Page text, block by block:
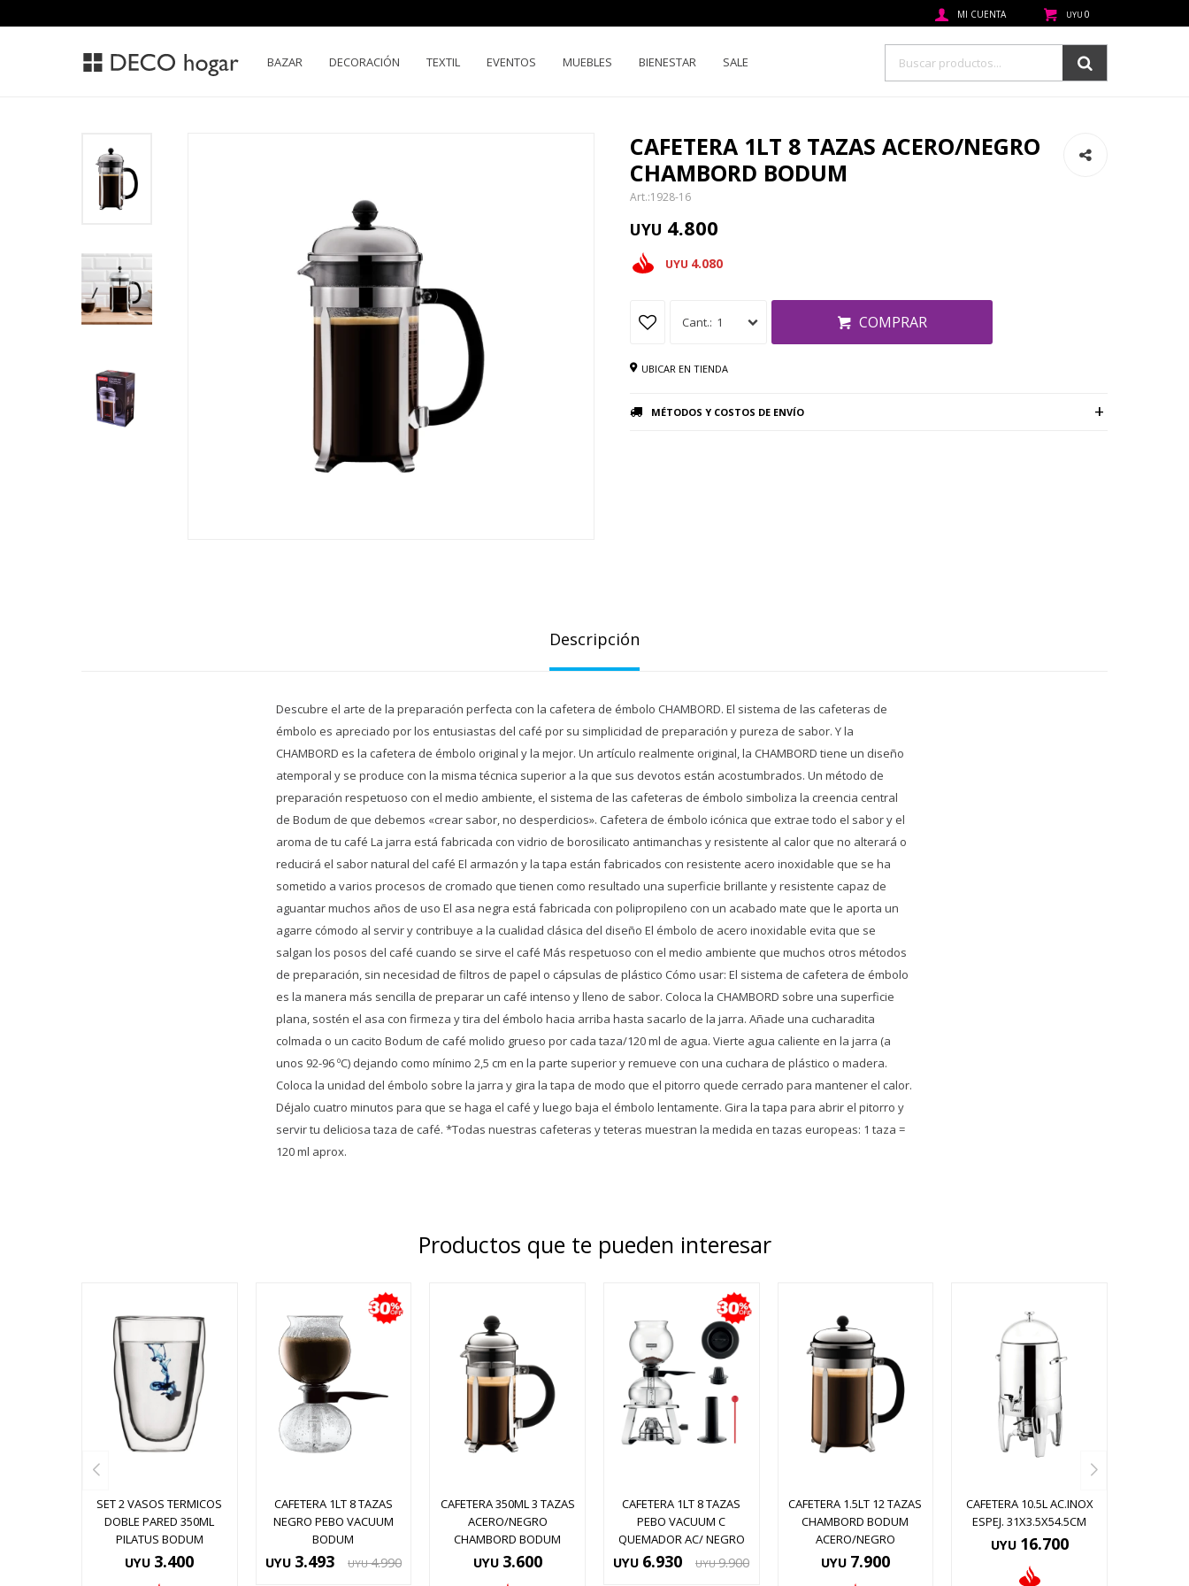
BAZAR DECORACIÓN TEXTIL EVENTOS MUEBLES BIENESTAR SALE
UYU 0
CAFETERA 1LT 8 TAZAS ACERO/NEGRO
CHAMBORD BODUM
1928-16
UYU 4.800
UYU 4.080
1 COMPRAR
UBICAR EN TIENDA
MÉTODOS Y COSTOS DE ENVÍO
Descripción
Descubre el arte de la preparación perfecta con la cafetera de émbolo CHAMBORD. El sistema de las cafeteras de
émbolo es apreciado por los entusiastas del café por su simplicidad de preparación y pureza de sabor. Y la
CHAMBORD es la cafetera de émbolo original y la mejor. Un artículo realmente original, la CHAMBORD tiene un diseño
atemporal y se produce con la misma técnica superior a la que sus devotos están acostumbrados. Un método de
preparación respetuoso con el medio ambiente, el sistema de las cafeteras de émbolo simboliza la creencia central
de Bodum de que debemos «crear sabor, no desperdicios». Cafetera de émbolo icónica que extrae todo el sabor y el
aroma de tu café La jarra está fabricada con vidrio de borosilicato antimanchas y resistente al calor que no alterará o
reducirá el sabor natural del café El armazón y la tapa están fabricados con resistente acero inoxidable que se ha
sometido a varios procesos de cromado que tienen como resultado una superficie brillante y resistente capaz de
aguantar muchos años de uso El asa negra está fabricada con polipropileno con un acabado mate que le aporta un
agarre cómodo al servir y contribuye a la cualidad clásica del diseño El émbolo de acero inoxidable evita que se
salgan los posos del café cuando se sirve el café Más respetuoso con el medio ambiente que muchos otros métodos
de preparación, sin necesidad de filtros de papel o cápsulas de plástico Cómo usar: El sistema de cafetera de émbolo
es la manera más sencilla de preparar un café intenso y lleno de sabor. Coloca la CHAMBORD sobre una superficie
plana, sostén el asa con firmeza y tira del émbolo hacia arriba hasta sacarlo de la jarra. Añade una cucharadita
colmada o un cacito Bodum de café molido grueso por cada taza/120 ml de agua. Vierte agua caliente en la jarra (a
unos 92-96 ºC) dejando como mínimo 2,5 cm en la parte superior y remueve con una cuchara de plástico o madera.
Coloca la unidad del émbolo sobre la jarra y gira la tapa de modo que el pitorro quede cerrado para mantener el calor.
Déjalo cuatro minutos para que se haga el café y luego baja el émbolo lentamente. Gira la tapa para abrir el pitorro y
servir tu deliciosa taza de café. *Todas nuestras cafeteras y teteras muestran la medida en tazas europeas: 1 taza =
120 ml aprox.
Productos que te pueden interesar
SET 2 VASOS TERMICOS
DOBLE PARED 350ML
PILATUS BODUM
UYU 3.400
CAFETERA 1LT 8 TAZAS
NEGRO PEBO VACUUM
BODUM
UYU 3.493 UYU 4.990
CAFETERA 350ML 3 TAZAS
ACERO/NEGRO
CHAMBORD BODUM
UYU 3.600
CAFETERA 1LT 8 TAZAS
PEBO VACUUM C
QUEMADOR AC/ NEGRO
UYU 6.930 UYU 9.900
CAFETERA 1.5LT 12 TAZAS
CHAMBORD BODUM
ACERO/NEGRO
UYU 7.900
CAFETERA 10.5L AC.INOX
ESPEJ. 31X3.5X54.5CM
UYU 16.700